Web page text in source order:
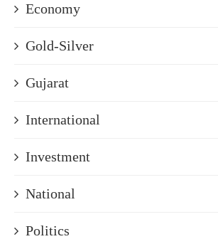
Economy
Gold-Silver
Gujarat
International
Investment
National
Politics